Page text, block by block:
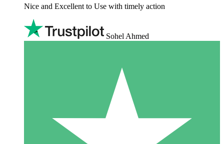
Nice and Excellent to Use with timely action
Sohel Ahmed